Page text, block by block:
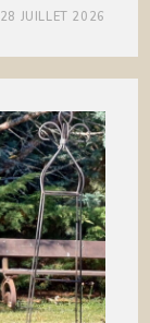
28 JUILLET 2026